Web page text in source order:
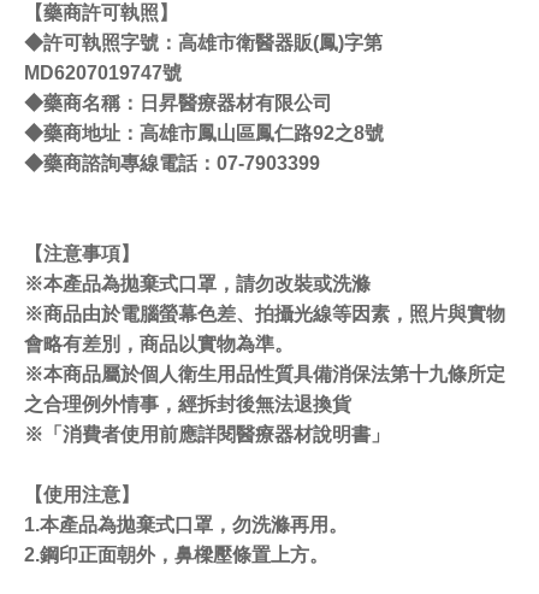
【藥商許可執照】
◆許可執照字號：高雄市衛醫器販(鳳)字第
MD6207019747號
◆藥商名稱：日昇醫療器材有限公司
◆藥商地址：高雄市鳳山區鳳仁路92之8號
◆藥商諮詢專線電話：07-7903399
【注意事項】
※本產品為拋棄式口罩，請勿改裝或洗滌
※商品由於電腦螢幕色差、拍攝光線等因素，照片與實物
會略有差別，商品以實物為準。
※本商品屬於個人衛生用品性質具備消保法第十九條所定
之合理例外情事，經拆封後無法退換貨
※「消費者使用前應詳閱醫療器材說明書」
【使用注意】
1.本產品為拋棄式口罩，勿洗滌再用。
2.鋼印正面朝外，鼻樑壓條置上方。